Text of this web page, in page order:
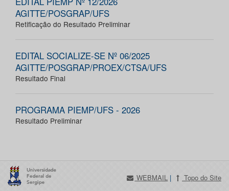
AGITTE/POSGRAP/UFS
Retificação do Resultado Preliminar
EDITAL SOCIALIZE-SE Nº 06/2025
AGITTE/POSGRAP/PROEX/CTSA/UFS
Resultado Final
PROGRAMA PIEMP/UFS - 2026
Resultado Preliminar
WEBMAIL | Topo do Site